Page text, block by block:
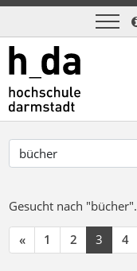
Gesucht nach "bücher".
« 1 2 3 4